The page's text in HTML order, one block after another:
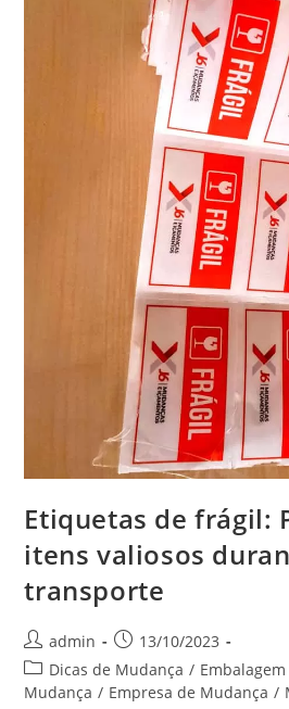
Etiquetas de frágil:
itens valiosos
transporte
admin
13/10/2023
Dicas de Mudança /
Mudança / Empresa de Mudança /